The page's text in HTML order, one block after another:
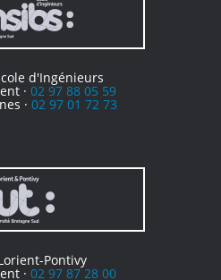
d'Ingénieurs
· 02 97 88 05 59
· 02 97 01 72 73
Pontivy
· 02 97 87 28 00